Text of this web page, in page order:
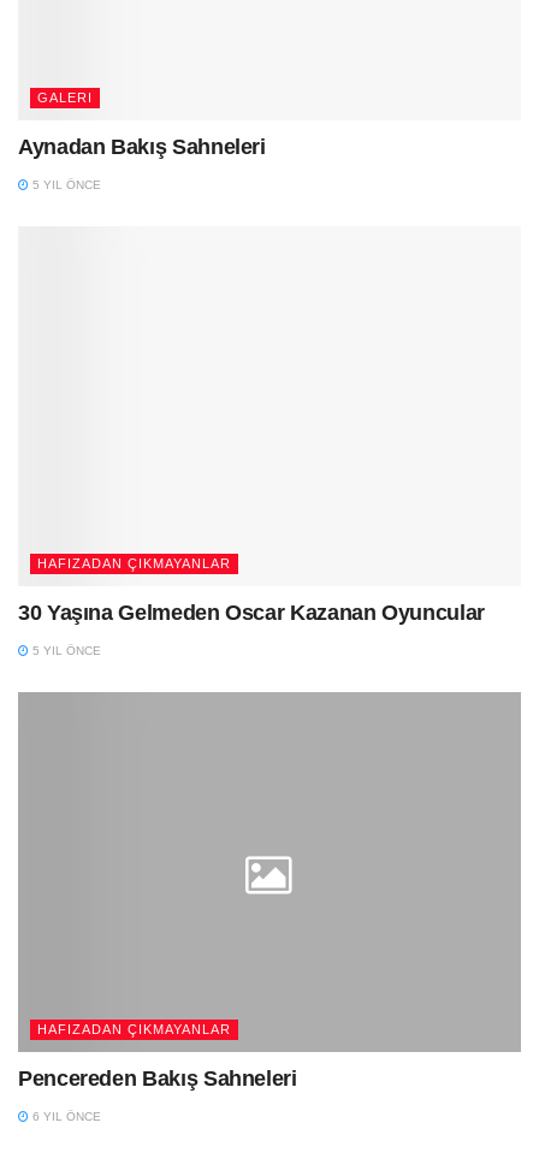
GALERI
Aynadan Bakış Sahneleri
5 YIL ÖNCE
HAFIZADAN ÇIKMAYANLAR
30 Yaşına Gelmeden Oscar Kazanan Oyuncular
5 YIL ÖNCE
HAFIZADAN ÇIKMAYANLAR
Pencereden Bakış Sahneleri
6 YIL ÖNCE